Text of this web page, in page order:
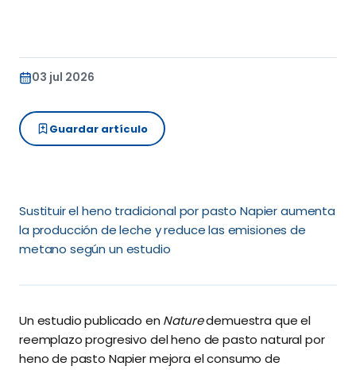
03 jul 2026
Guardar artículo
Sustituir el heno tradicional por pasto Napier aumenta
la producción de leche y reduce las emisiones de
metano según un estudio
Un estudio publicado en Naturedemuestra que el
reemplazo progresivo del heno de pasto natural por
heno de pasto Napier mejora el consumo de